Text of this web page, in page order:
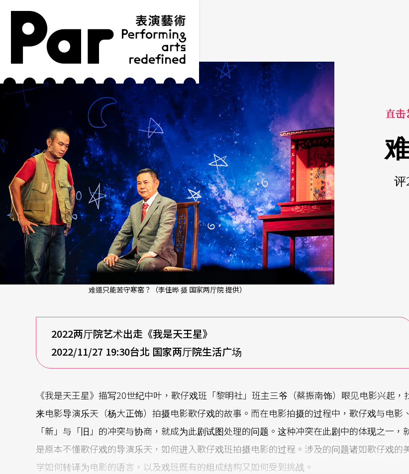
跳到主要内容区块
网站导览
难道只能苦守寒窑？（李佳晔 摄 国家两厅院 提供）
直
评
2022两厅院艺术出走《我是天王星》
2022/11/27 19:30台北 国家两厅院生活广场
《我是天王星》描写20世纪中叶，歌仔戏班「黎明社」班主三爷（蔡振南饰）眼见电影兴起，
来电影导演乐天（杨大正饰）拍摄电影歌仔戏的故事。而在电影拍摄的过程中，歌仔戏与电影、
「新」与「旧」的冲突与协商，就成为此剧试图处理的问题。这种冲突在此剧中的体现之一，
是原本不懂歌仔戏的导演乐天，如何进入歌仔戏班拍摄电影的过程。涉及的问题诸如歌仔戏的
学如何转译为电影的语言，以及戏班既有的组成结构又如何受到挑战。